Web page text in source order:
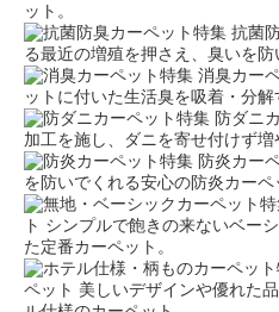
ット。
抗菌
る最近の増殖を押さえ、臭いを防
消臭カー
ットに付いた生活臭を吸着・分解
防ダニ
加工を施し、ダニを寄せ付けず増
防炎カー
を防いでくれる安心の防炎カーペ
ト シンプルで飽きの来ないベー
た定番カーペット。
ペット 美しいデザインや優れた